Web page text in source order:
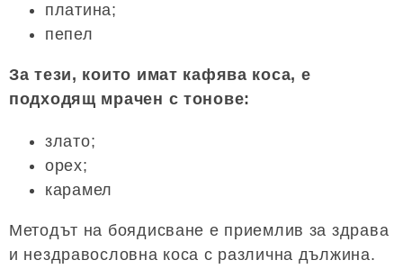
платина;
пепел
За тези, които имат кафява коса, е
подходящ мрачен с тонове:
злато;
орех;
карамел
Методът на боядисване е приемлив за здрава
и нездравословна коса с различна дължина.